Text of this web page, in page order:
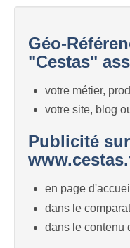
Géo-
"Cestas"
votre métier,
votre site, blog
Publicité
en page
dans le
dans le contenu